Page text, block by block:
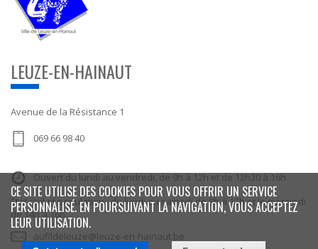
LEUZE-EN-HAINAUT
Avenue de la Résistance 1
069 66 98 40
Ouvert du lundi au vendredi, de 9h à 12h et de 12h30 à 16h
Etat civil et population : du lundi au samedi de 9h à 12h et le mercredi
de 14h à 16h
aufildeleuze@leuze-en-hainaut.be
CE SITE UTILISE DES COOKIES POUR VOUS OFFRIR UN SERVICE
PERSONNALISÉ. EN POURSUIVANT LA NAVIGATION, VOUS ACCEPTEZ
LEUR UTILISATION.